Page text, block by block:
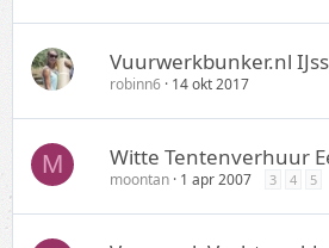
Vuurwerkbunker.nl
robinn6 14 okt 2017
M Witte Tentenverhuur
moontan 1 apr 2007 3 4 5